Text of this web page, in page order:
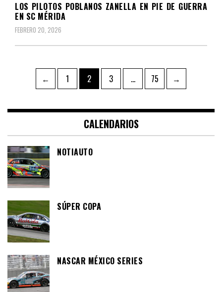
LOS PILOTOS POBLANOS ZANELLA EN PIE DE GUERRA
EN SC MÉRIDA
FEBRERO 20, 2026
Paginación
entradas
← Page
1 Page
2 Page
3 … Page
75 →
CALENDARIOS
NOTIAUTO
SÚPER COPA
NASCAR MÉXICO SERIES